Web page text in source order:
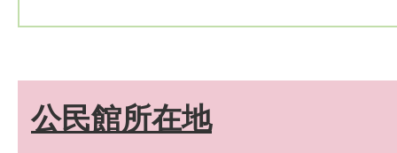
公民館所在地